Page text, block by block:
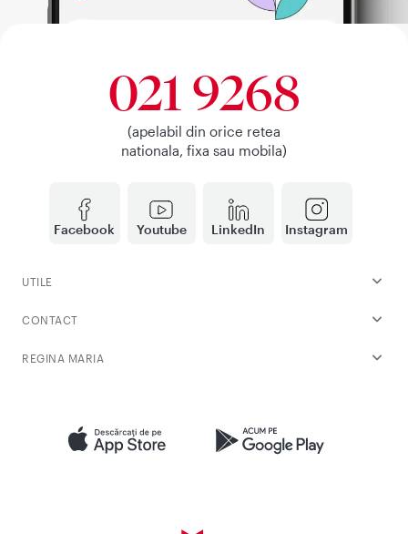
Facebook Youtube LinkedIn Instagram
021 9268
(apelabil din orice retea
nationala, fixa sau mobila)
UTILE
CONTACT
REGINA MARIA